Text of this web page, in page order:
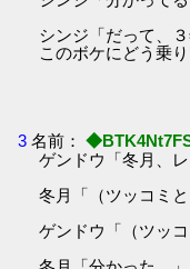
シンジ「だって、
このボケにどう乗
3 名前：
ゲンドウ「冬月、
冬月「（ツッコミ
ゲンドウ「（ツッ